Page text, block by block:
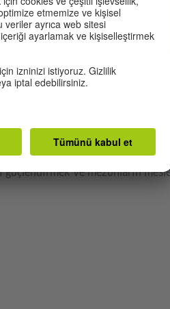
Toplumu
amacı, Kıbrıs Türk
eğitim olanakları sağlamak,
güçlendirmek ve mezunların